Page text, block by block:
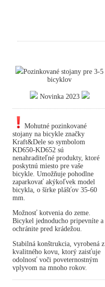
Pozinkované stojany pre 3-5
bicyklov
Novinka 2023
Mohutné pozinkované
stojany na bicykle značky
Kraft&Dele so symbolom
KD650-KD652 sú
nenahraditeľné produkty, ktoré
poskytnú miesto pre vaše
bicykle. Umožňuje pohodlne
zaparkovať akýkoľvek model
bicykla, o šírke plášťov 35-60
mm.
Možnosť kotvenia do zeme.
Bicykel jednoducho pripevníte a
ochránite pred krádežou.
Stabilná konštrukcia, vyrobená z
kvalitného kovu, ktorý zaisťuje
odolnosť voči poveternostným
vplyvom na mnoho rokov.